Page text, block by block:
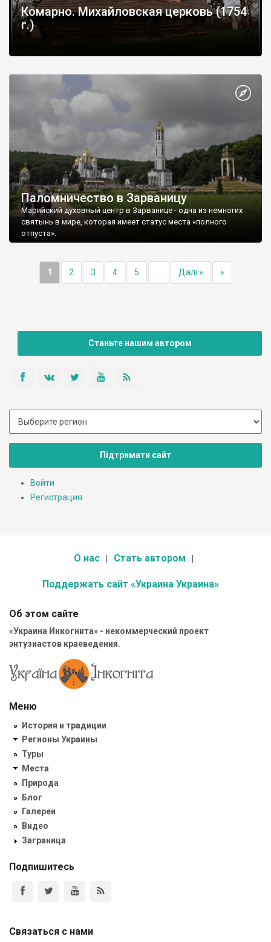
Комарно. Михайловская церковь (1754
г.)
Паломничество в Зарваницу
Марийский духовный центр в Зарванице - одна из немногих
святынь в мире, которая имеет статус места «полного
отпуста».
1 2 3 4 5 ... Далі » »
Станьте нашим автором
Підтримати сайт
Войти
Регистрация
О нас Стать автором
Поддержать сайт «Украина Украина»
Об этом сайте
«Украина Инкогнита» - некоммерческий проект
энтузиастов краеведения.
Меню
История и традиции
Регионы Украины
Туры
Места
Природа
Блог
Галереи
Видео
Заграница
Подпишитесь
Связаться с нами